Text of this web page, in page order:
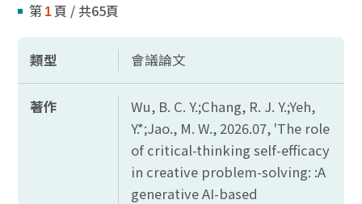
第 1 頁 / 共65頁
類型 會議論文
著作
Wu, B. C. Y.;Chang, R. J. Y.;Yeh,
Y.*;Jao., M. W., 2026.07, 'The role
of critical-thinking self-efficacy
in creative problem-solving: :A
generative AI-based